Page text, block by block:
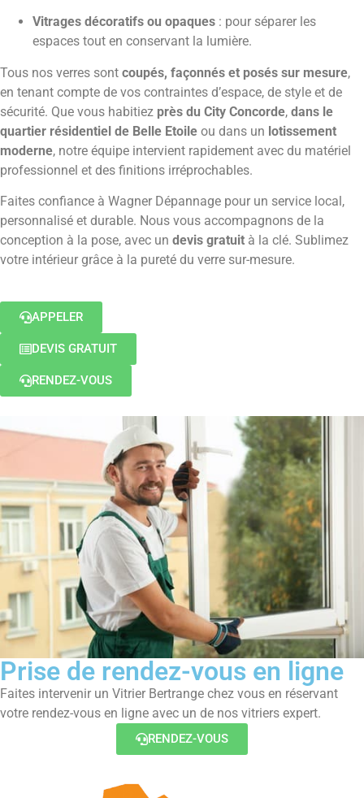
Vitrages décoratifs ou opaques : pour séparer les
espaces tout en conservant la lumière.
Tous nos verres sont coupés, façonnés et posés sur mesure,
en tenant compte de vos contraintes d’espace, de style et de
sécurité. Que vous habitiez près du City Concorde, dans le
quartier résidentiel de Belle Etoile ou dans un lotissement
moderne, notre équipe intervient rapidement avec du matériel
professionnel et des finitions irréprochables.
Faites confiance à Wagner Dépannage pour un service local,
personnalisé et durable. Nous vous accompagnons de la
conception à la pose, avec un devis gratuit à la clé. Sublimez
votre intérieur grâce à la pureté du verre sur-mesure.
APPELER
DEVIS GRATUIT
RENDEZ-VOUS
Prise de rendez-vous en ligne
Faites intervenir un Vitrier Bertrange chez vous en réservant
votre rendez-vous en ligne avec un de nos vitriers expert.
RENDEZ-VOUS